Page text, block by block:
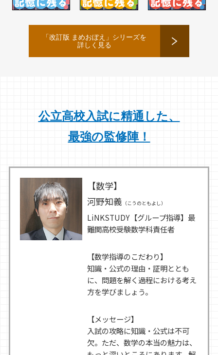
「改訂版 まめおぼえ」シリーズを
詳しく見る
公立高校入試に精通した、
最強の監修陣！
【数学】
河野知義 （こうのともよし）
LiNKSTUDY【グループ指導】最
難関高校受験数学科責任者
【数学指導のこだわり】
知識・公式の理由・証明ととも
に、問題を解く過程における考え
方を学びましょう。
【メッセージ】
入試の攻略に知識・公式は不可
欠。ただ、数学の本当の魅力は、